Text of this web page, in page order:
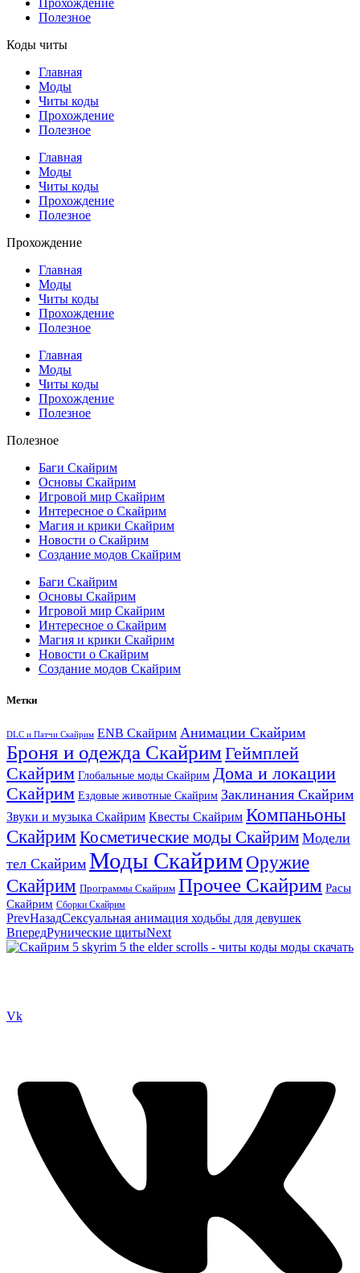
Полезное
Коды читы
Главная
Моды
Читы коды
Прохождение
Полезное
Главная
Моды
Читы коды
Прохождение
Полезное
Прохождение
Главная
Моды
Читы коды
Прохождение
Полезное
Главная
Моды
Читы коды
Прохождение
Полезное
Полезное
Баги Скайрим
Основы Скайрим
Игровой мир Скайрим
Интересное о Скайрим
Магия и крики Скайрим
Новости о Скайрим
Создание модов Скайрим
Баги Скайрим
Основы Скайрим
Игровой мир Скайрим
Интересное о Скайрим
Магия и крики Скайрим
Новости о Скайрим
Создание модов Скайрим
Метки
DLC и Патчи Скайрим ENB Скайрим Анимации Скайрим
Броня и одежда СкайримГеймплей
Скайрим Глобальные моды Скайрим Дома и локации
Скайрим Ездовые животные Скайрим Заклинания Скайрим
Звуки и музыка Скайрим Квесты Скайрим Компаньоны
Скайрим Косметические моды Скайрим Модели
тел Скайрим Моды Скайрим Оружие
Скайрим Программы Скайрим Прочее Скайрим Расы
Скайрим Сборки Скайрим
PrevНазадСексуальная анимация ходьбы для девушек
ВпередРунические щитыNext
Vk